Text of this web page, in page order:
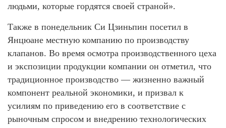
людьми, которые гордятся своей страной».
Также в понедельник Си Цзиньпин посетил в
Янцюане местную компанию по производству
клапанов. Во время осмотра производственного цеха
и экспозиции продукции компании он отметил, что
традиционное производство — жизненно важный
компонент реальной экономики, и призвал к
усилиям по приведению его в соответствие с
рыночным спросом и внедрению технологических